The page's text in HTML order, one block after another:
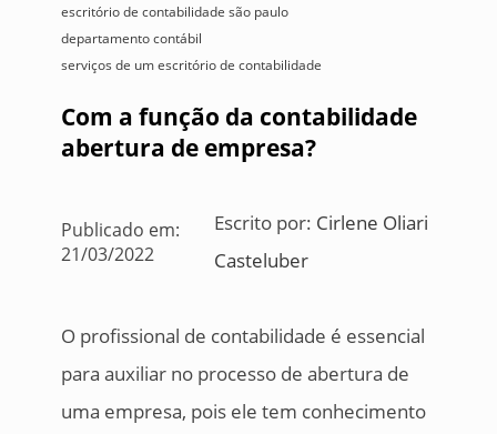
escritório de contabilidade são paulo
departamento contábil
serviços de um escritório de contabilidade
Com a função da contabilidade
abertura de empresa?
Publicado em:
21/03/2022
Escrito por: Cirlene Oliari
Casteluber
O profissional de contabilidade é essencial
para auxiliar no processo de abertura de
uma empresa, pois ele tem conhecimento